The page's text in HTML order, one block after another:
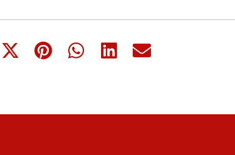
Share
Share
Share
Share
Share